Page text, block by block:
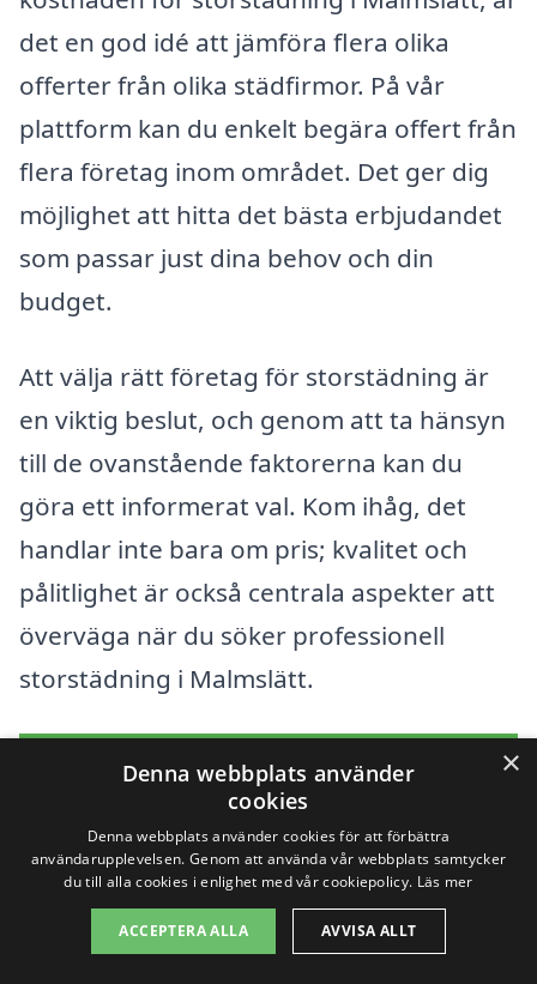
det en god idé att jämföra flera olika
offerter från olika städfirmor. På vår
plattform kan du enkelt begära offert från
flera företag inom området. Det ger dig
möjlighet att hitta det bästa erbjudandet
som passar just dina behov och din
budget.
Att välja rätt företag för storstädning är
en viktig beslut, och genom att ta hänsyn
till de ovanstående faktorerna kan du
göra ett informerat val. Kom ihåg, det
handlar inte bara om pris; kvalitet och
pålitlighet är också centrala aspekter att
överväga när du söker professionell
storstädning i Malmslätt.
Få 3 erbjudanden, gratis och utan
Sök efter en
×
Denna webbplats använder
cookies
Denna webbplats använder cookies för att förbättra
användarupplevelsen. Genom att använda vår webbplats samtycker
du till alla cookies i enlighet med vår cookiepolicy. Läs mer
ACCEPTERA ALLA AVVISA ALLT